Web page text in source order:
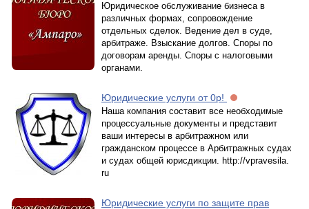
Юридическое обслуживание бизнеса в
различных формах, сопровождение
отдельных сделок. Ведение дел в суде,
арбитраже. Взыскание долгов. Споры по
договорам аренды. Споры с налоговыми
органами.
Юридические услуги от 0р!
Наша компания составит все необходимые
процессуальные документы и представит
ваши интересы в арбитражном или
гражданском процессе в Арбитражных судах
и судах общей юрисдикции. http://vpravesila.
ru
Юридические услуги по защите прав